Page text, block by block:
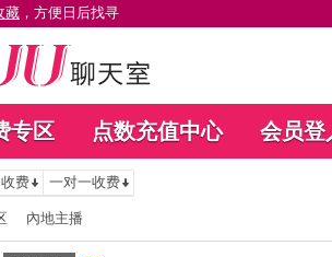
藏 ，方便日后找寻
专区 点数充值中心 会员登
费 一对一收费
內地主播